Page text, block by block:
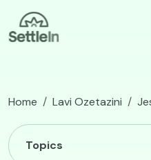
Skip to main content
Home Lavi Ozetazini
Main
Topics